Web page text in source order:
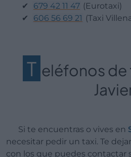
679 42 11 47 (Eurotaxi)
606 56 69 21 (Taxi
T eléfonos de
Si te encuentras o vives en
necesitar pedir un taxi. Te
con los que puedes contactar